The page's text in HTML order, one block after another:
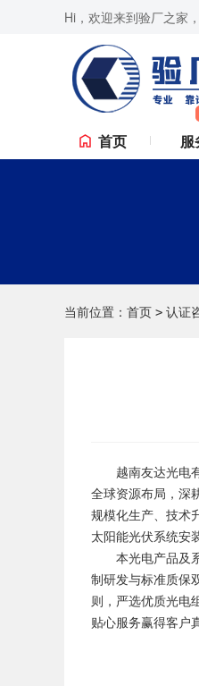
Hi，欢迎来到验厂之家
首页 服
当前位置： 首页 > 认证
越南友达光电有
全球资源布局，深
规模化生产、技术
太阳能光伏系统安
本光电产品及系
制研发与标准质保
则，严选优质光电
贴心服务赢得客户